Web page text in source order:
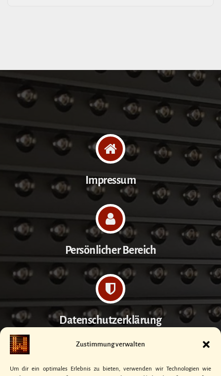
Zustimmung verwalten
Um dir ein optimales Erlebnis zu bieten, verwenden wir Technologien wie
Impressum
Persönlicher Bereich
Datenschutzerklärung